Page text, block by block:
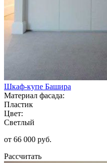
Шкаф-купе Башира
Материал фасада:
Пластик
Цвет:
Светлый
от 66 000 руб.
Рассчитать